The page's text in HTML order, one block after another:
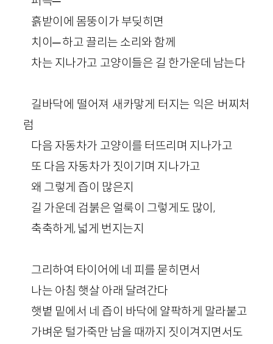
흙받이에 몸뚱이가 부딪히면
치이─ 하고 끌리는 소리와 함께
차는 지나가고 고양이들은 길 한가운데 남는다
길바닥에 떨어져 새카맣게 터지는 익은 버찌처
럼
다음 자동차가 고양이를 터뜨리며 지나가고
또 다음 자동차가 짓이기며 지나가고
왜 그렇게 즙이 많은지
길 가운데 검붉은 얼룩이 그렇게도 많이,
축축하게, 넓게 번지는지
그리하여 타이어에 네 피를 묻히면서
나는 아침 햇살 아래 달려간다
햇볕 밑에서 네 즙이 바닥에 얄팍하게 말라붙고
가벼운 털가죽만 남을 때까지 짓이겨지면서도